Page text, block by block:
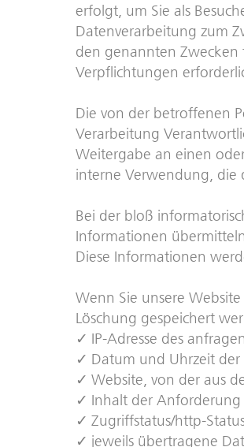
erfolgt, um Sie als
Datenverarbeitung zum
den genannten Zwecken
Verpflichtungen
Die von der betroffenen
Verarbeitung
Weitergabe an einen
interne Verwendung, die
Bei der bloß
Informationen
Diese Informationen
Wenn Sie unsere
Löschung gespeichert
IP-Adresse des
Datum und Uhrzeit
Website, von der aus
Inhalt der Anforderung
Zugriffstatus/http-
jeweils übertragene